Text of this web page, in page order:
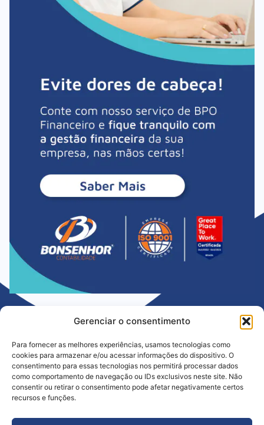
Gerenciar o consentimento
Para fornecer as melhores experiências, usamos tecnologias como
cookies para armazenar e/ou acessar informações do dispositivo. O
consentimento para essas tecnologias nos permitirá processar dados
como comportamento de navegação ou IDs exclusivos neste site. Não
consentir ou retirar o consentimento pode afetar negativamente certos
recursos e funções.
Há mais de 35 anos ajudando empresas a crescer com segurança e
gestão e fortalecer o futuro do seu negócio.